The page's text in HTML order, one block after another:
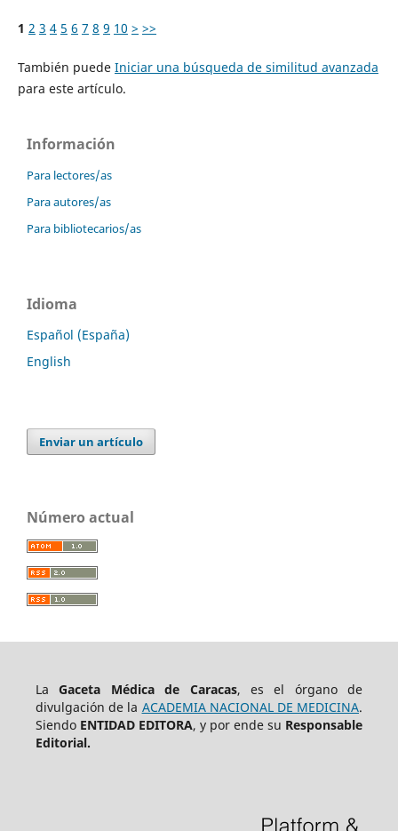
1 2 3 4 5 6 7 8 9 10 > >>
También puede Iniciar una búsqueda de similitud avanzada
para este artículo.
Información
Para lectores/as
Para autores/as
Para bibliotecarios/as
Idioma
Español (España)
English
Enviar un artículo
Número actual
LaGaceta Médica de Caracas, es el órgano de
divulgación de la ACADEMIA NACIONAL DE MEDICINA.
Siendo ENTIDAD EDITORA, y por ende su Responsable
Editorial.